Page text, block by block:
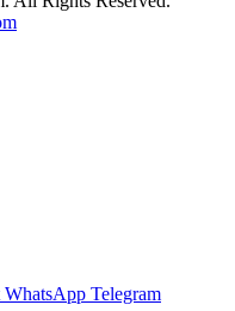
WhatsApp Telegram